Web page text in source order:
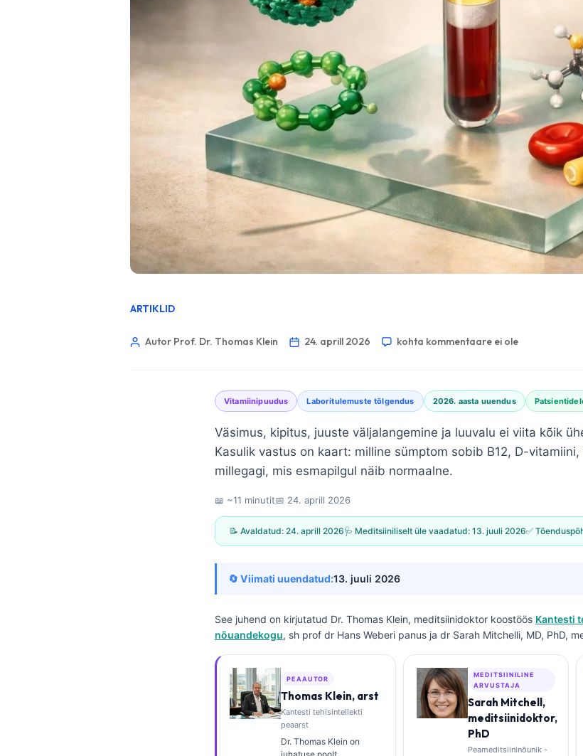
ARTIKLID
Autor Prof. Dr. Thomas Klein 24. aprill 2026 kohta kommentaare ei ole
Vitamiinipuudus Laboritulemuste tõlgendus 2026. aasta uuendus
Väsimus, kipitus, juuste väljalangemine ja luuvalu ei viita kõik
Kasulik vastus on kaart: milline sümptom sobib B12, D-
millegagi, mis esmapilgul näib normaalne.
📖 ~11 minutit📅 24. aprill 2026
📝 Avaldatud: 24. aprill 2026🩺 Meditsiiniliselt üle vaadatud: 13. juuli 2026✅
🔄 Viimati uuendatud:13. juuli 2026
See juhend on kirjutatud Dr. Thomas Klein, meditsiinidoktor koostöös Kantesti
nõuandekogu, sh prof dr Hans Weberi panus ja dr Sarah Mitchelli, MD, PhD,
PEAAUTOR
Thomas Klein, arst
Kantesti tehisintellekti
peaarst
Dr. Thomas Klein on
MEDITSIINILINE
ARVUSTAJA
Sarah Mitchell,
meditsiinidoktor,
PhD
Peameditsiininõunik -